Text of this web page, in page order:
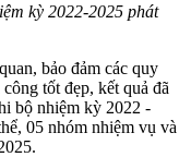
kỳ 2022-2025 phát
bảo đảm các quy
tốt đẹp, kết quả đã
bộ nhiệm kỳ 2022 -
05 nhóm nhiệm vụ và